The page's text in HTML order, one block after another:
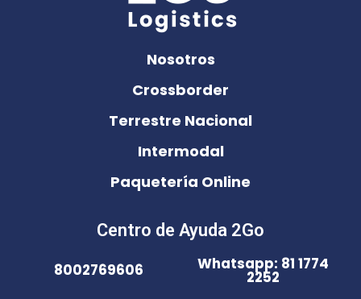
Nosotros
Crossborder
Terrestre Nacional
Intermodal
Paquetería Online
Centro de Ayuda 2Go
8002769606 Whatsapp: 81 1774
2252